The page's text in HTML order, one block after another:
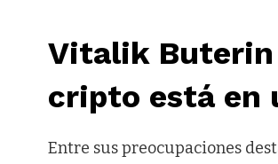
Vitalik
cripto está en
Entre sus preocupaciones